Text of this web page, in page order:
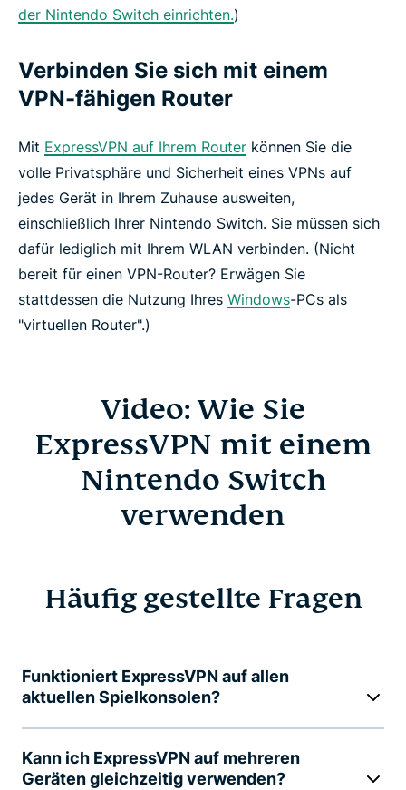
der Nintendo Switch einrichten.)
Verbinden Sie sich mit einem
VPN-fähigen Router
Mit ExpressVPN auf Ihrem Router können Sie die
volle Privatsphäre und Sicherheit eines VPNs auf
jedes Gerät in Ihrem Zuhause ausweiten,
einschließlich Ihrer Nintendo Switch. Sie müssen sich
dafür lediglich mit Ihrem WLAN verbinden. (Nicht
bereit für einen VPN-Router? Erwägen Sie
stattdessen die Nutzung Ihres Windows-PCs als
"virtuellen Router".)
Video: Wie Sie
ExpressVPN mit einem
Nintendo Switch
verwenden
Häufig gestellte Fragen
Funktioniert ExpressVPN auf allen
aktuellen Spielkonsolen?
Kann ich ExpressVPN auf mehreren
Geräten gleichzeitig verwenden?